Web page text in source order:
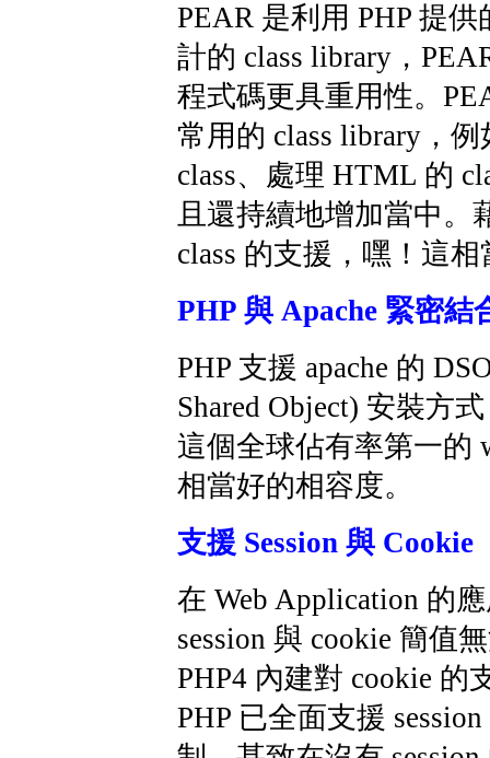
PEAR 是利用 PHP 提供
計的 class library，
程式碼更具重用性。
常用的 class library，
class、處理 HTML 的
且還持續地增加當中。
class 的支援，嘿！這
PHP 與 Apache 緊密結
PHP 支援 apache 的
Shared Object) 安裝方
這個全球佔有率第一的
相當好的相容度。
支援 Session 與 Cookie
在 Web Application 的
session 與 cookie 簡值
PHP4 內建對 cookie 的
PHP 已全面支援